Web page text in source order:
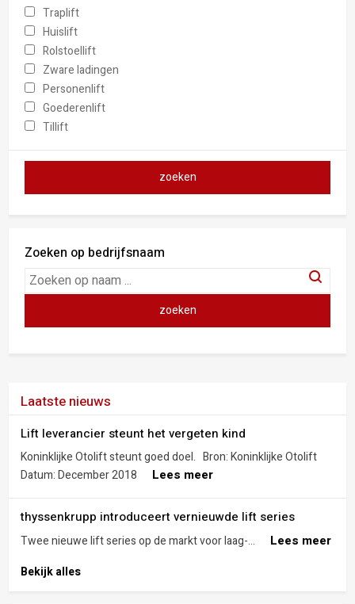
Traplift
Huislift
Rolstoellift
Zware ladingen
Personenlift
Goederenlift
Tillift
Zoeken op bedrijfsnaam
Laatste nieuws
Lift leverancier steunt het vergeten kind
Koninklijke Otolift steunt goed doel. Bron: Koninklijke Otolift
Datum: December 2018
Lees meer
thyssenkrupp introduceert vernieuwde lift series
Twee nieuwe lift series op de markt voor laag-... Lees meer
Bekijk alles